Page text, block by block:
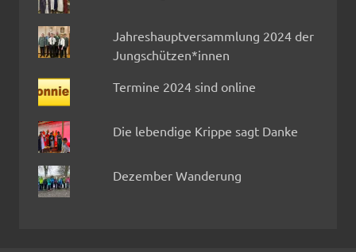
Jahreshauptversammlung 2024 der
Jungschützen*innen
Termine 2024 sind online
Die lebendige Krippe sagt Danke
Dezember Wanderung